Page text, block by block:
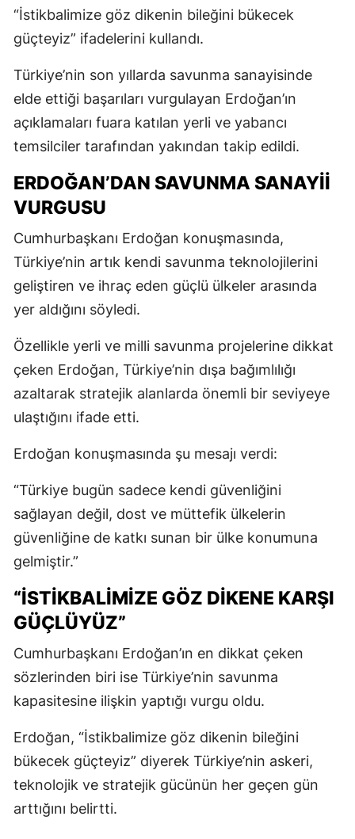
“İstikbalimize göz dikenin bileğini bükecek
güçteyiz” ifadelerini kullandı.
Türkiye’nin son yıllarda savunma sanayisinde
elde ettiği başarıları vurgulayan Erdoğan’ın
açıklamaları fuara katılan yerli ve yabancı
temsilciler tarafından yakından takip edildi.
ERDOĞAN’DAN SAVUNMA SANAYII
VURGUSU
Cumhurbaşkanı Erdoğan konuşmasında,
Türkiye’nin artık kendi savunma teknolojilerini
geliştiren ve ihraç eden güçlü ülkeler arasında
yer aldığını söyledi.
Özellikle yerli ve milli savunma projelerine dikkat
çeken Erdoğan, Türkiye’nin dışa bağımlılığı
azaltarak stratejik alanlarda önemli bir seviyeye
ulaştığını ifade etti.
Erdoğan konuşmasında şu mesajı verdi:
“Türkiye bugün sadece kendi güvenliğini
sağlayan değil, dost ve müttefik ülkelerin
güvenliğine de katkı sunan bir ülke konumuna
gelmiştir.”
“İSTIKBALIMIZE GÖZ DIKENE KARŞI
GÜÇLÜYÜZ”
Cumhurbaşkanı Erdoğan’ın en dikkat çeken
sözlerinden biri ise Türkiye’nin savunma
kapasitesine ilişkin yaptığı vurgu oldu.
Erdoğan, “İstikbalimize göz dikenin bileğini
bükecek güçteyiz” diyerek Türkiye’nin askeri,
teknolojik ve stratejik gücünün her geçen gün
arttığını belirtti.